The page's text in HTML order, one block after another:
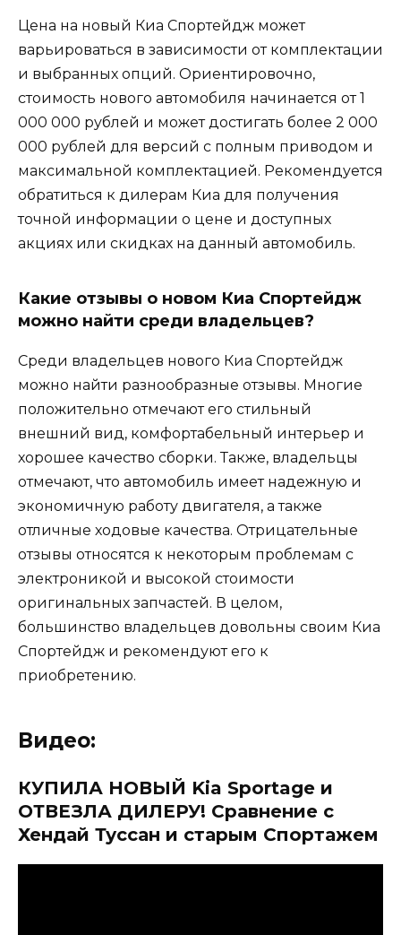
Цена на новый Киа Спортейдж может
варьироваться в зависимости от комплектации
и выбранных опций. Ориентировочно,
стоимость нового автомобиля начинается от 1
000 000 рублей и может достигать более 2 000
000 рублей для версий с полным приводом и
максимальной комплектацией. Рекомендуется
обратиться к дилерам Киа для получения
точной информации о цене и доступных
акциях или скидках на данный автомобиль.
Какие отзывы о новом Киа Спортейдж
можно найти среди владельцев?
Среди владельцев нового Киа Спортейдж
можно найти разнообразные отзывы. Многие
положительно отмечают его стильный
внешний вид, комфортабельный интерьер и
хорошее качество сборки. Также, владельцы
отмечают, что автомобиль имеет надежную и
экономичную работу двигателя, а также
отличные ходовые качества. Отрицательные
отзывы относятся к некоторым проблемам с
электроникой и высокой стоимости
оригинальных запчастей. В целом,
большинство владельцев довольны своим Киа
Спортейдж и рекомендуют его к
приобретению.
Видео:
КУПИЛА НОВЫЙ Kia Sportage и
ОТВЕЗЛА ДИЛЕРУ! Сравнение с
Хендай Туссан и старым Спортажем